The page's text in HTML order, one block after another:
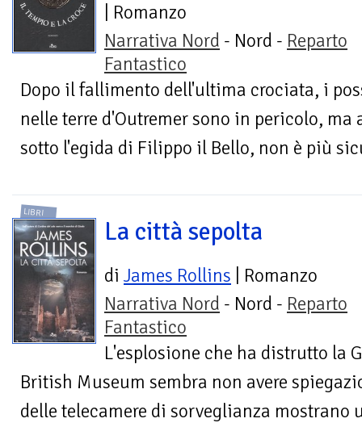
| Romanzo
Narrativa Nord - Nord - Reparto
Fantastico
Dopo il fallimento dell'ultima crociata, i
nelle terre d'Outremer sono in pericolo,
sotto l'egida di Filippo il Bello, non è più
LIBRI
La città sepolta
di James Rollins | Romanzo
Narrativa Nord - Nord - Reparto
Fantastico
L'esplosione che ha distrutto la
British Museum sembra non avere
delle telecamere di sorveglianza mostrano